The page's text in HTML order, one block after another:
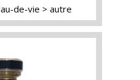
de-vie autre